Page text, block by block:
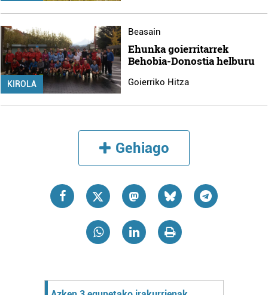
KIROLA
Beasain
Ehunka goierritarrek
Behobia-Donostia helburu
Goierriko Hitza
Gehiago